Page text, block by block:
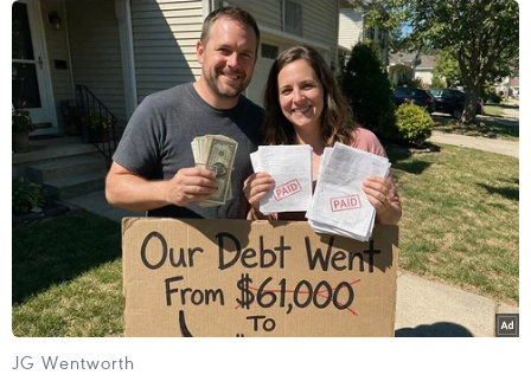
kinh doanh trứng gia cầm
13/02/2025 14:15
Phòng Cảnh sát Phòng cháy, chữa cháy và Cứu nạn,
cứu hộ đã nhanh chóng phối hợp với Công an xã Tân
Lâm Hương huy động phương tiện chuyên dụng cùng
hàng chục cán bộ, chiến sĩ tới dập lửa.
JG Wentworth